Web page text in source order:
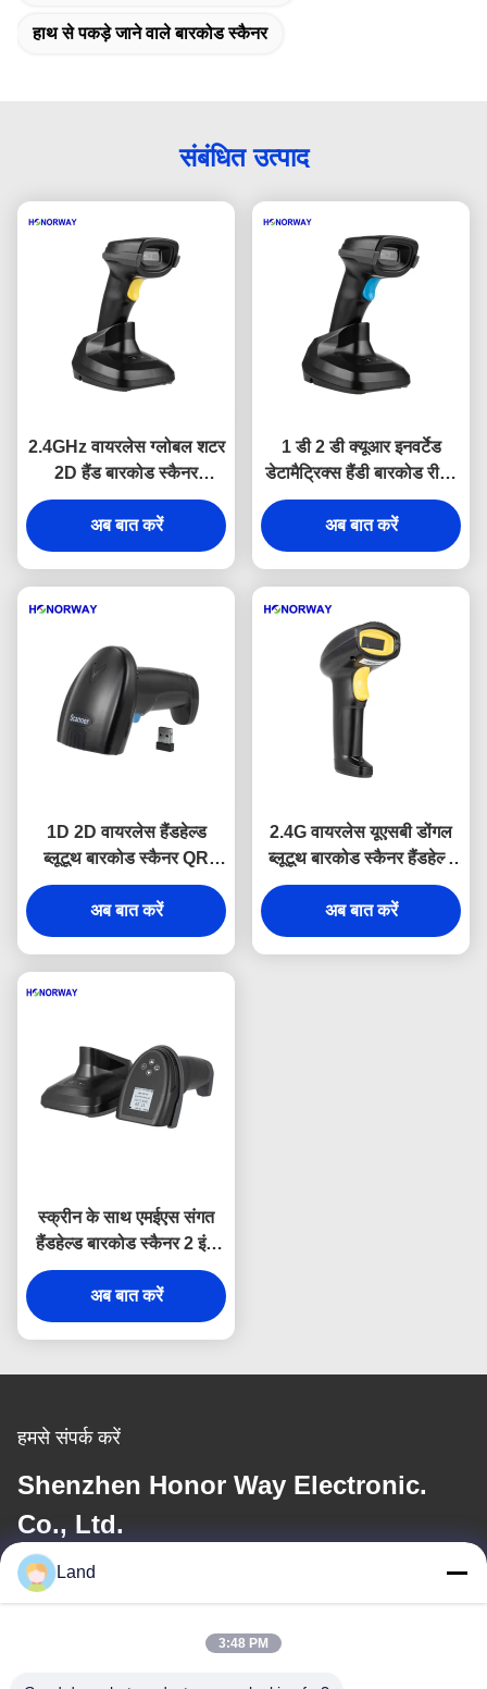
हाथ से पकड़े जाने वाले बारकोड स्कैनर
संबंधित उत्पाद
2.4GHz वायरलेस ग्लोबल शटर
2D हैंड बारकोड स्कैनर
2200mAH बैटरी OEM के
साथ
अब बात करें
1 डी 2 डी क्यूआर इनवर्टेड
डेटामैट्रिक्स हैंडी बारकोड रीडर
ब्लूटूथ वायरलेस यूएसबी हैंडहेल्ड
स्कैनर
अब बात करें
1D 2D वायरलेस हैंडहेल्ड
ब्लूटूथ बारकोड स्कैनर QR
भुगतान के लिए समायोज्य गति
अब बात करें
2.4G वायरलेस यूएसबी डोंगल
ब्लूटूथ बारकोड स्कैनर हैंडहेल्ड
एंड्रॉयड के लिए एप्पल स्मार्ट
ओएस
अब बात करें
स्क्रीन के साथ एमईएस संगत
हैंडहेल्ड बारकोड स्कैनर 2 इंच
वायरलेस QR कोड स्कैनर
अब बात करें
हमसे संपर्क करें
Shenzhen Honor Way Electronic.
Co., Ltd.
ईमेल
Land
3:48 PM